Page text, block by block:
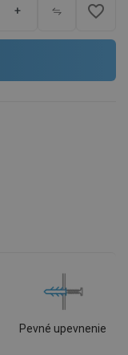
+ favorite_border
Pevné upevnenie